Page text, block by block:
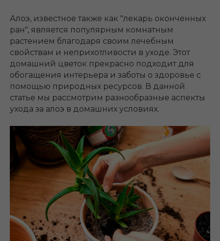
Алоэ, известное также как "лекарь оконченных
ран", является популярным комнатным
растением благодаря своим лечебным
свойствам и неприхотливости в уходе. Этот
домашний цветок прекрасно подходит для
обогащения интерьера и заботы о здоровье с
помощью природных ресурсов. В данной
статье мы рассмотрим разнообразные аспекты
ухода за алоэ в домашних условиях.